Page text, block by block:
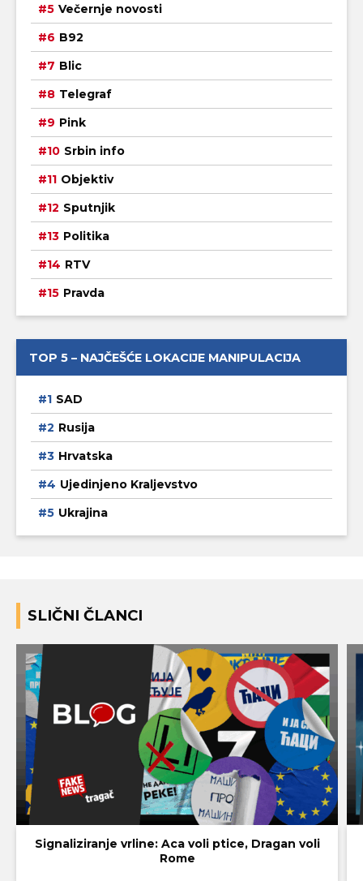
Večernje novosti
B92
Blic
Telegraf
Pink
Srbin info
Objektiv
Sputnjik
Politika
RTV
Pravda
TOP 5 – NAJČEŠĆE LOKACIJE MANIPULACIJA
SAD
Rusija
Hrvatska
Ujedinjeno Kraljevstvo
Ukrajina
SLIČNI ČLANCI
Signaliziranje vrline: Aca voli ptice, Dragan voli
Rome